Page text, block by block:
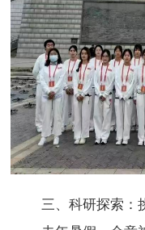
三、科研探索：